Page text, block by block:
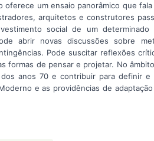
um ensaio panorâmico que
arquitetos e construtores
social de um
abrir novas discussões sobre
Pode suscitar reflexões
de pensar e projetar. No
anos 70 e contribuir para definir
e as providências de